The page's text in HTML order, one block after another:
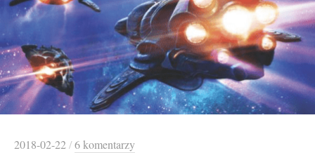
2018-02-22/6 komentarzy